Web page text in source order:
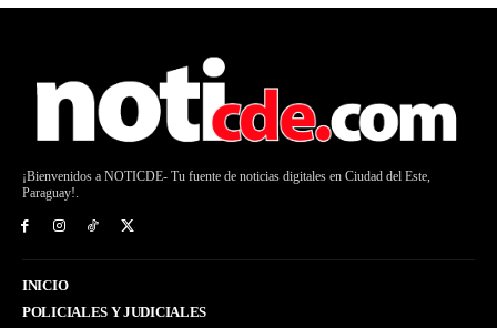
¡Bienvenidos a NOTICDE- Tu fuente de noticias digitales en Ciudad del Este,
Paraguay!.
INICIO
POLICIALES Y JUDICIALES